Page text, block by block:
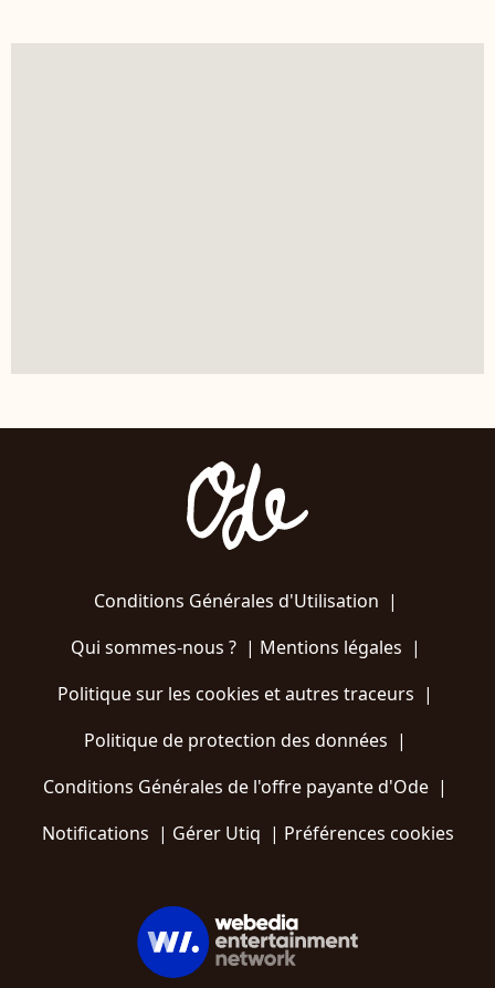
Conditions Générales d'Utilisation |
Qui sommes-nous ?| Mentions légales |
Politique sur les cookies et autres traceurs |
Politique de protection des données |
Conditions Générales de l'offre payante d'Ode |
Notifications | Gérer Utiq | Préférences cookies